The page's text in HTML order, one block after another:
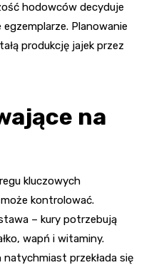
hodowców decyduje
Planowanie
produkcję jajek przez
na
kluczowych
kontrolować.
– kury potrzebują
wapń i witaminy.
przekłada się